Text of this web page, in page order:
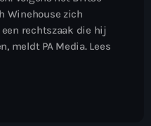
Winehouse zich
rechtszaak die hij
meldt PA Media. Lees